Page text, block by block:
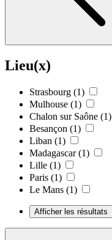
Lieu(x)
Strasbourg (1)
Mulhouse (1)
Chalon sur Saône (1)
Besançon (1)
Liban (1)
Madagascar (1)
Lille (1)
Paris (1)
Le Mans (1)
Afficher les résultats